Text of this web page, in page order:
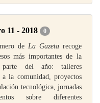
11 - 2018 0
de La Gazeta recoge
más importantes de la
del año: talleres
a la comunidad, proyectos
tecnológica, jornadas
sobre diferentes